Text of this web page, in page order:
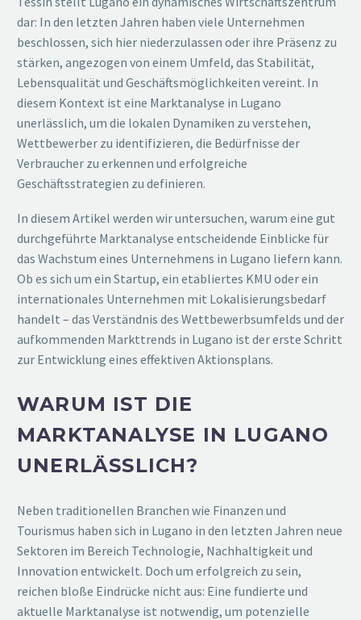
dar: In den letzten Jahren haben viele Unternehmen
beschlossen, sich hier niederzulassen oder ihre Präsenz zu
stärken, angezogen von einem Umfeld, das Stabilität,
Lebensqualität und Geschäftsmöglichkeiten vereint. In
diesem Kontext ist eine Marktanalyse in Lugano
unerlässlich, um die lokalen Dynamiken zu verstehen,
Wettbewerber zu identifizieren, die Bedürfnisse der
Verbraucher zu erkennen und erfolgreiche
Geschäftsstrategien zu definieren.
In diesem Artikel werden wir untersuchen, warum eine gut
durchgeführte Marktanalyse entscheidende Einblicke für
das Wachstum eines Unternehmens in Lugano liefern kann.
Ob es sich um ein Startup, ein etabliertes KMU oder ein
internationales Unternehmen mit Lokalisierungsbedarf
handelt – das Verständnis des Wettbewerbsumfelds und der
aufkommenden Markttrends in Lugano ist der erste Schritt
zur Entwicklung eines effektiven Aktionsplans.
WARUM IST DIE
MARKTANALYSE IN LUGANO
UNERLÄSSLICH?
Neben traditionellen Branchen wie Finanzen und
Tourismus haben sich in Lugano in den letzten Jahren neue
Sektoren im Bereich Technologie, Nachhaltigkeit und
Innovation entwickelt. Doch um erfolgreich zu sein,
reichen bloße Eindrücke nicht aus: Eine fundierte und
aktuelle Marktanalyse ist notwendig, um potenzielle